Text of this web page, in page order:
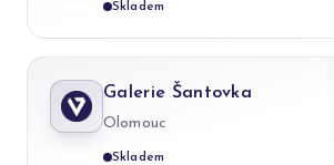
Skladem
Galerie Šantovka
Olomouc
Skladem